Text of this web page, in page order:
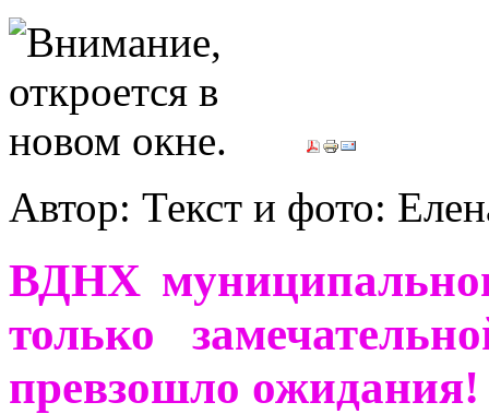
Автор: Текст и фото:
ВДНХ
только
превзошло ожидания!